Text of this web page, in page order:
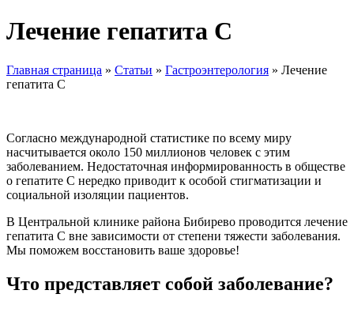
Лечение гепатита C
Главная страница » Статьи » Гастроэнтерология » Лечение
гепатита C
Согласно международной статистике по всему миру
насчитывается около 150 миллионов человек с этим
заболеванием. Недостаточная информированность в обществе
о гепатите С нередко приводит к особой стигматизации и
социальной изоляции пациентов.
В Центральной клинике района Бибирево проводится лечение
гепатита С вне зависимости от степени тяжести заболевания.
Мы поможем восстановить ваше здоровье!
Что представляет собой заболевание?